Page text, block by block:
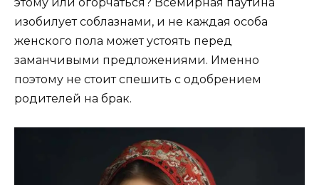
изобилует соблазнами, и не каждая особа
женского пола может устоять перед
заманчивыми предложениями. Именно
поэтому не стоит спешить с одобрением
родителей на брак.